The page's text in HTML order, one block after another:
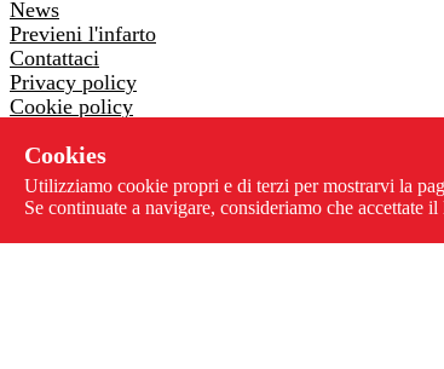
Cookies
Utilizziamo cookie propri e di terzi per mostrarvi la
Se continuate a navigare, consideriamo che accettate
News
Previeni l'infarto
Contattaci
Privacy policy
Cookie policy
Via Pontremoli 26 - 00182 Roma
06 3218205-06 3230178